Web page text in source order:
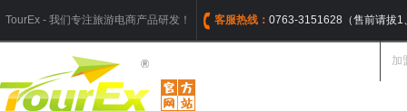
TourEx - 我们专注旅游电商产品研发！ 客服热线： 0763-3151628（售前请拔1
加